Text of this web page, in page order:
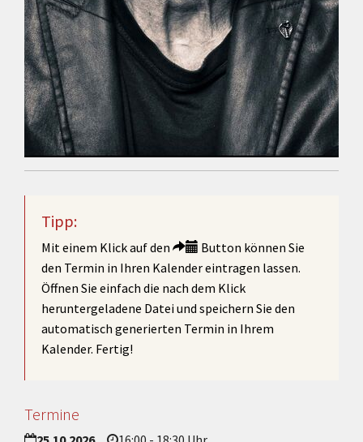
Tipp:
Mit einem Klick auf den
Button können Sie
den Termin in Ihren Kalender eintragen lassen.
Öffnen Sie einfach die nach dem Klick
heruntergeladene Datei und speichern Sie den
automatisch generierten Termin in Ihrem
Kalender. Fertig!
Termine